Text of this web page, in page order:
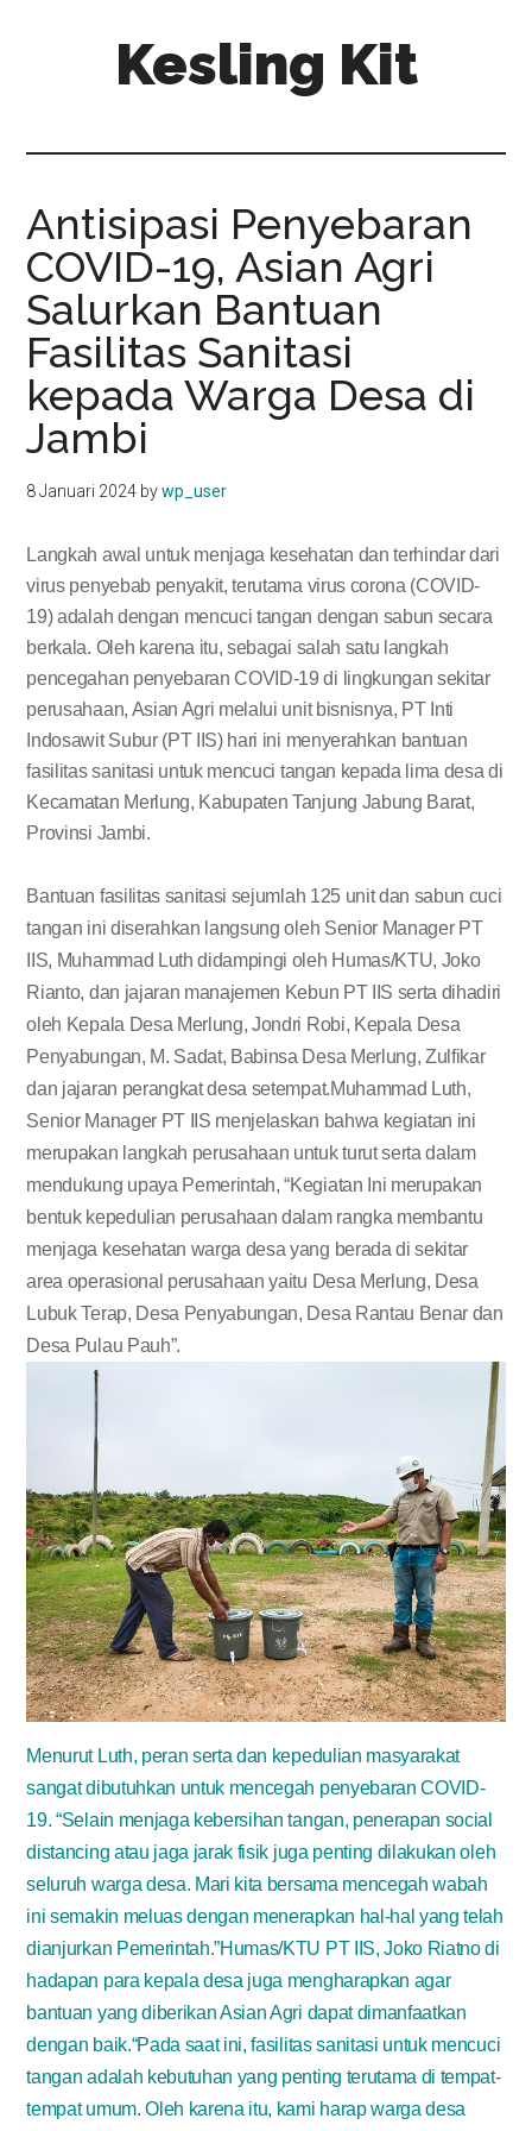
Kesling Kit
Antisipasi Penyebaran
COVID-19, Asian Agri
Salurkan Bantuan
Fasilitas Sanitasi
kepada Warga Desa di
Jambi
8 Januari 2024 bywp_user
Langkah awal untuk menjaga kesehatan dan terhindar dari
virus penyebab penyakit, terutama virus corona (COVID-
19) adalah dengan mencuci tangan dengan sabun secara
berkala. Oleh karena itu, sebagai salah satu langkah
pencegahan penyebaran COVID-19 di lingkungan sekitar
perusahaan, Asian Agri melalui unit bisnisnya, PT Inti
Indosawit Subur (PT IIS) hari ini menyerahkan bantuan
fasilitas sanitasi untuk mencuci tangan kepada lima desa di
Kecamatan Merlung, Kabupaten Tanjung Jabung Barat,
Provinsi Jambi.
Bantuan fasilitas sanitasi sejumlah 125 unit dan sabun cuci
tangan ini diserahkan langsung oleh Senior Manager PT
IIS, Muhammad Luth didampingi oleh Humas/KTU, Joko
Rianto, dan jajaran manajemen Kebun PT IIS serta dihadiri
oleh Kepala Desa Merlung, Jondri Robi, Kepala Desa
Penyabungan, M. Sadat, Babinsa Desa Merlung, Zulfikar
dan jajaran perangkat desa setempat.Muhammad Luth,
Senior Manager PT IIS menjelaskan bahwa kegiatan ini
merupakan langkah perusahaan untuk turut serta dalam
mendukung upaya Pemerintah, “Kegiatan Ini merupakan
bentuk kepedulian perusahaan dalam rangka membantu
menjaga kesehatan warga desa yang berada di sekitar
area operasional perusahaan yaitu Desa Merlung, Desa
Lubuk Terap, Desa Penyabungan, Desa Rantau Benar dan
Desa Pulau Pauh”.
Menurut Luth, peran serta dan kepedulian masyarakat
sangat dibutuhkan untuk mencegah penyebaran COVID-
19. “Selain menjaga kebersihan tangan, penerapan social
distancing atau jaga jarak fisik juga penting dilakukan oleh
seluruh warga desa. Mari kita bersama mencegah wabah
ini semakin meluas dengan menerapkan hal-hal yang telah
dianjurkan Pemerintah.”Humas/KTU PT IIS, Joko Riatno di
hadapan para kepala desa juga mengharapkan agar
bantuan yang diberikan Asian Agri dapat dimanfaatkan
dengan baik.“Pada saat ini, fasilitas sanitasi untuk mencuci
tangan adalah kebutuhan yang penting terutama di tempat-
tempat umum. Oleh karena itu, kami harap warga desa